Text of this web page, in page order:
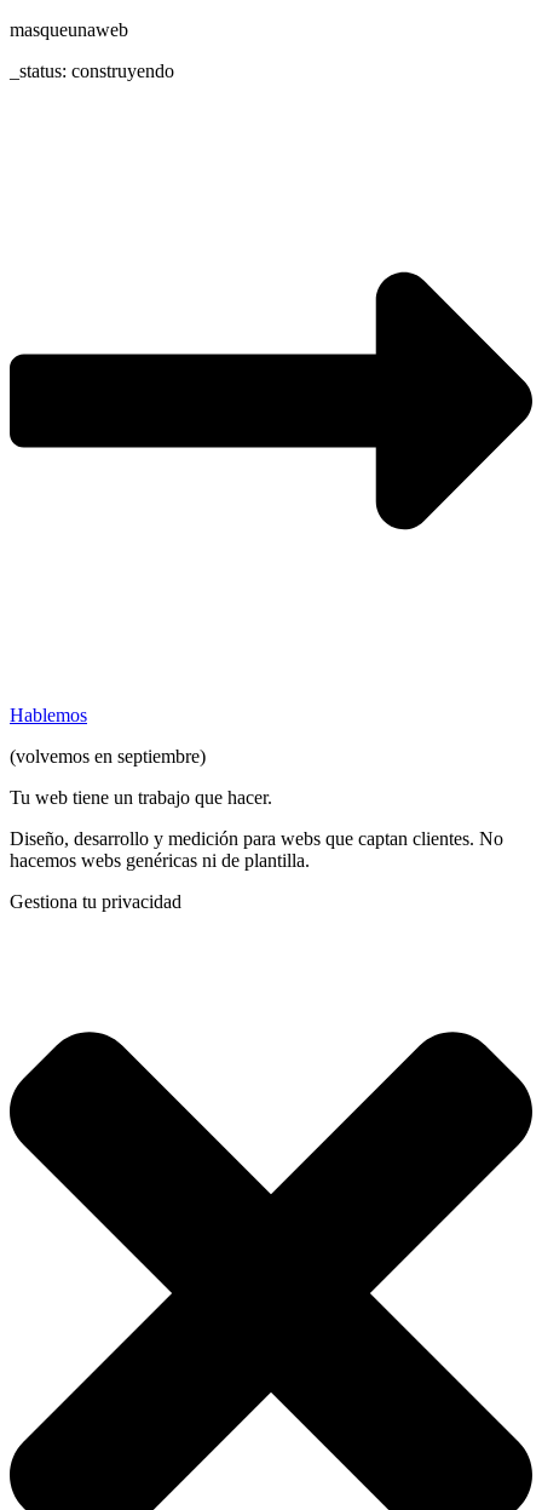
masqueunaweb
_status: construyendo
Hablemos
(volvemos en septiembre)
Tu web tiene un trabajo que hacer.
Diseño, desarrollo y medición para webs que captan clientes. No
hacemos webs genéricas ni de plantilla.
Gestiona tu privacidad